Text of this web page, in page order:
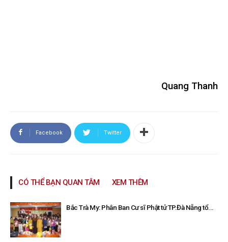
Quang Thanh
Facebook Twitter
CÓ THỂ BẠN QUAN TÂM XEM THÊM
Bắc Trà My: Phân Ban Cư sĩ Phật tử TP.Đà Nẵng tổ...